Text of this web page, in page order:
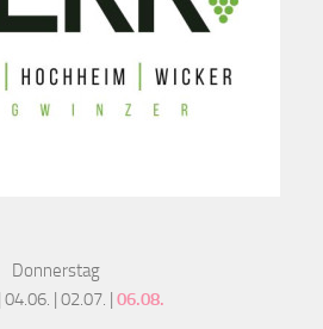
Donnerstag
04.06. | 02.07. | 06.08.